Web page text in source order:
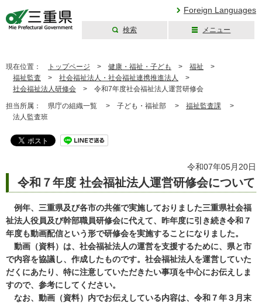
Foreign Languages
検索 メニュー
現在位置： トップページ > 健康・福祉・子ども > 福祉 >
福祉監査 > 社会福祉法人・社会福祉連携推進法人
>
社会福祉法人研修会 > 令和7年度社会福祉法人運営研修会
担当所属： 県庁の組織一覧 > 子ども・福祉部 > 福祉監査課 >
法人監査班
令和07年05月20日
令和７年度 社会福祉法人運営研修会について
例年、 三重県及び各市の共催で実施しておりました三重県社会福
祉法人役員及び幹部職員研修会に代えて、昨年度に引き続き令和７
年度も動画配信という形で研修会を実施することになりました。
動画（資料）は、社会福祉法人の運営を支援するために、県と市
で内容を協議し、作成したものです。社会福祉法人を運営していた
だくにあたり、特に注意していただきたい事項を中心にお伝えしま
すので、参考にしてください。
なお、動画（資料）内でお伝えしている内容は、令和７年３月末